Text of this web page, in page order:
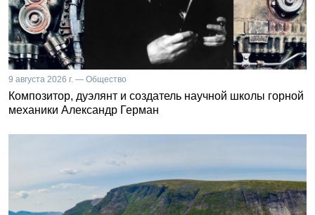
9 августа 2026 г. — Общество
Композитор, дуэлянт и создатель научной школы горной
механики Александр Герман